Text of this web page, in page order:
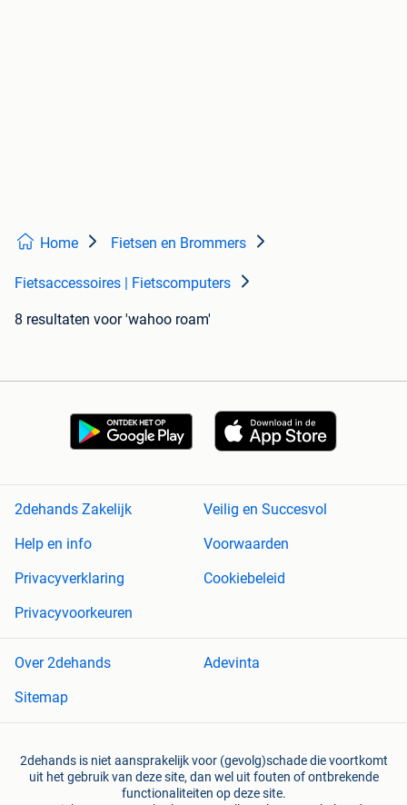
Home Fietsen en Brommers
Fietsaccessoires | Fietscomputers
8 resultaten voor 'wahoo roam'
2dehands Zakelijk
Veilig en Succesvol
Help en info
Voorwaarden
Privacyverklaring
Cookiebeleid
Privacyvoorkeuren
Over 2dehands
Adevinta
Sitemap
2dehands is niet aansprakelijk voor (gevolg)schade die voortkomt
uit het gebruik van deze site, dan wel uit fouten of ontbrekende
functionaliteiten op deze site.